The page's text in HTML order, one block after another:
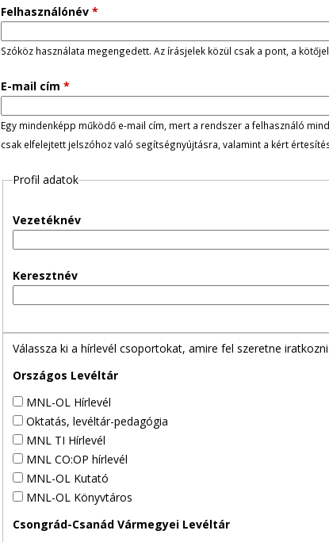
l
s
ő
d
l
e
Felhasználónév *
Szóköz használata megengedett. Az írásjelek közül csak a pont, a
E-mail cím *
Egy mindenképp működő e-mail cím, mert a rendszer a felhasználó
csak elfelejtett jelszóhoz való segítségnyújtásra, valamint a kért
Profil adatok
Vezetéknév
Keresztnév
Válassza ki a hírlevél csoportokat, amire fel szeretne iratkozni.
Országos Levéltár
MNL-OL Hírlevél
Oktatás, levéltár-pedagógia
MNL TI Hírlevél
MNL CO:OP hírlevél
MNL-OL Kutató
MNL-OL Könyvtáros
Csongrád-Csanád Vármegyei Levéltár